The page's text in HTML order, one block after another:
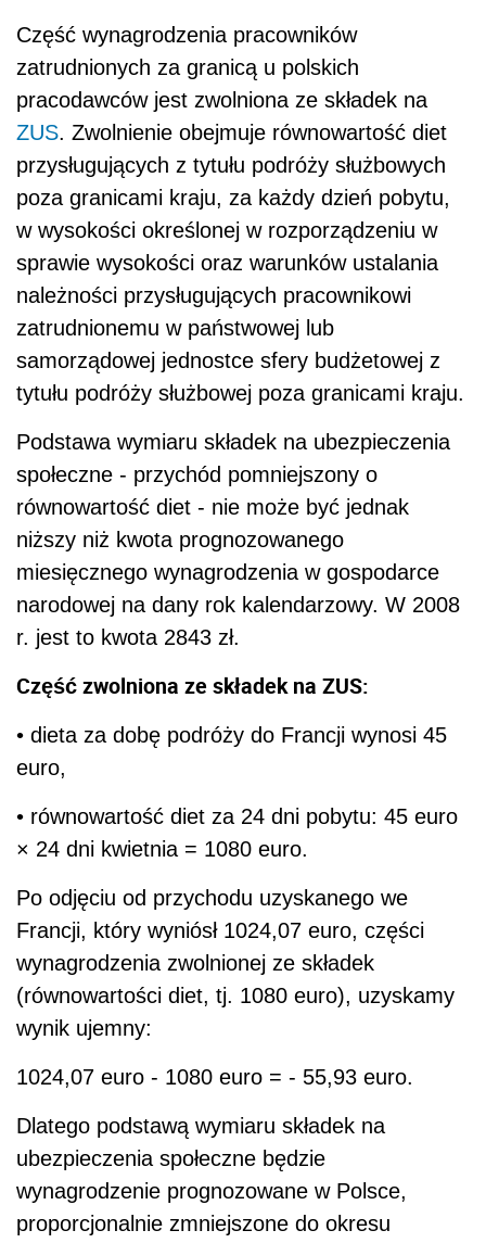
Część wynagrodzenia pracowników
zatrudnionych za granicą u polskich
pracodawców jest zwolniona ze składek na
ZUS. Zwolnienie obejmuje równowartość diet
przysługujących z tytułu podróży służbowych
poza granicami kraju, za każdy dzień pobytu,
w wysokości określonej w rozporządzeniu w
sprawie wysokości oraz warunków ustalania
należności przysługujących pracownikowi
zatrudnionemu w państwowej lub
samorządowej jednostce sfery budżetowej z
tytułu podróży służbowej poza granicami kraju.
Podstawa wymiaru składek na ubezpieczenia
społeczne - przychód pomniejszony o
równowartość diet - nie może być jednak
niższy niż kwota prognozowanego
miesięcznego wynagrodzenia w gospodarce
narodowej na dany rok kalendarzowy. W 2008
r. jest to kwota 2843 zł.
Część zwolniona ze składek na ZUS:
• dieta za dobę podróży do Francji wynosi 45
euro,
• równowartość diet za 24 dni pobytu: 45 euro
× 24 dni kwietnia = 1080 euro.
Po odjęciu od przychodu uzyskanego we
Francji, który wyniósł 1024,07 euro, części
wynagrodzenia zwolnionej ze składek
(równowartości diet, tj. 1080 euro), uzyskamy
wynik ujemny:
1024,07 euro - 1080 euro = - 55,93 euro.
Dlatego podstawą wymiaru składek na
ubezpieczenia społeczne będzie
wynagrodzenie prognozowane w Polsce,
proporcjonalnie zmniejszone do okresu